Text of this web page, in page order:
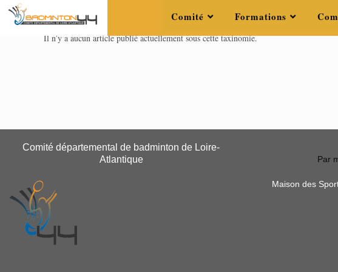
Comité Formations
Il n’y a aucun article publié actuellement sous cette taxinomie.
Comité départemental de badminton de Loire-
Atlantique
Par
Maison des